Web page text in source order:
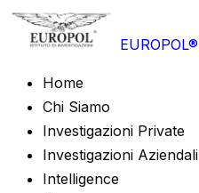
EUROPOL®
Home
Chi Siamo
Investigazioni Private
Investigazioni Aziendali
Intelligence